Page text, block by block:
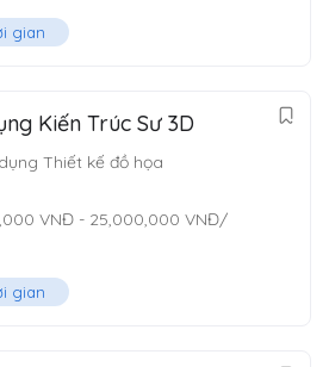
gian
Kiến Trúc Sư 3D
Thiết kế đồ họa
VNĐ - 25,000,000 VNĐ/
gian